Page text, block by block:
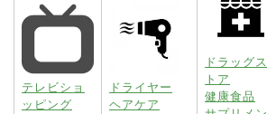
テレビショ
ッピング
ドライヤー
ヘアケア
ドラッグス
トア
健康食品